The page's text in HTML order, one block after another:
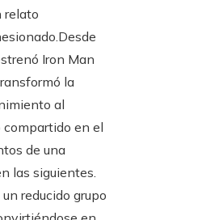
relato
Iron Man
la
al
compartido en el
de una
las siguientes.
reducido grupo